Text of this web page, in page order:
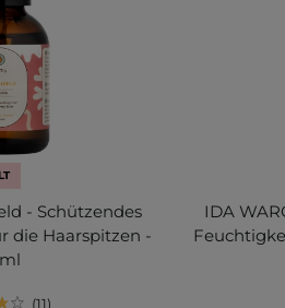
- Schützendes
die Haarspitzen -
11
IDA